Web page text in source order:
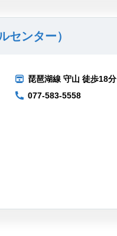
センター）
琵琶湖線 守山 徒歩18分
077-583-5558